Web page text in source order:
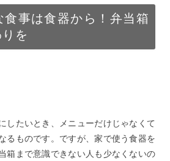
大人おしゃれな和風弁当箱がおすす
を融合させた弁当箱
イムの名脇役！おしゃれ度アップを狙
食事は食器から！弁当箱
を
したいとき、メニューだけじゃなくて
るものです。ですが、家で使う食器を
箱まで意識できない人も少なくないの